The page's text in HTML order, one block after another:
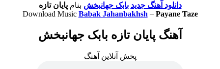
دانلود آهنگ جدید بابک جهانبخش بنامپایان تازه
Download Music Babak Jahanbakhsh – Payane Taze
آهنگ پایان تازه بابک جهانبخش
پخش آنلاین آهنگ